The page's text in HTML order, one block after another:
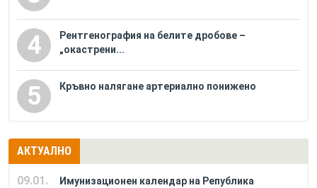
4
Рентгенография на белите дробове –
„окастрени...
5 Кръвно налягане артериално понижено
АКТУАЛНО
09.01.
Имунизационен календар на Република